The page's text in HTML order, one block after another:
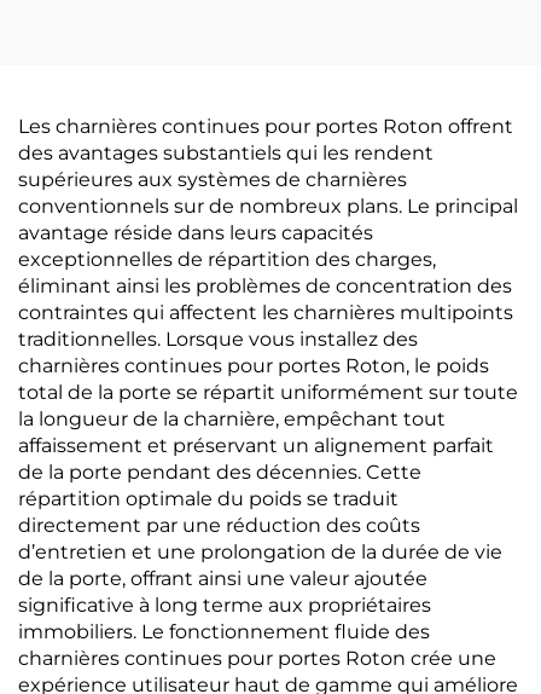
Les charnières continues pour portes Roton offrent
des avantages substantiels qui les rendent
supérieures aux systèmes de charnières
conventionnels sur de nombreux plans. Le principal
avantage réside dans leurs capacités
exceptionnelles de répartition des charges,
éliminant ainsi les problèmes de concentration des
contraintes qui affectent les charnières multipoints
traditionnelles. Lorsque vous installez des
charnières continues pour portes Roton, le poids
total de la porte se répartit uniformément sur toute
la longueur de la charnière, empêchant tout
affaissement et préservant un alignement parfait
de la porte pendant des décennies. Cette
répartition optimale du poids se traduit
directement par une réduction des coûts
d’entretien et une prolongation de la durée de vie
de la porte, offrant ainsi une valeur ajoutée
significative à long terme aux propriétaires
immobiliers. Le fonctionnement fluide des
charnières continues pour portes Roton crée une
expérience utilisateur haut de gamme qui améliore